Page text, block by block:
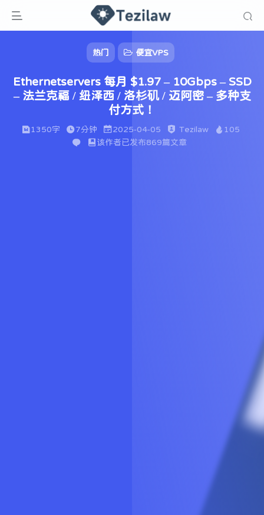
热门 便宜VPS
Ethernetservers 每月 $1.97 – 10Gbps – SSD
– 法兰克福 / 纽泽西 / 洛杉矶 / 迈阿密 – 多种支
付方式！
1350字 7分钟 2025-04-05 Tezilaw
105
该作者已发布869篇文章